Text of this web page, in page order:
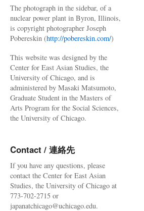
The photograph in the sidebar, of a
nuclear power plant in Byron, Illinois,
is copyright photographer Joseph
Pobereskin (http://pobereskin.com/)
This website was designed by the
Center for East Asian Studies, the
University of Chicago, and is
administered by Masaki Matsumoto,
Graduate Student in the Masters of
Arts Program for the Social Sciences,
the University of Chicago.
Contact / 連絡先
If you have any questions, please
contact the Center for East Asian
Studies, the University of Chicago at
773-702-2715 or
japanatchicago@uchicago.edu.